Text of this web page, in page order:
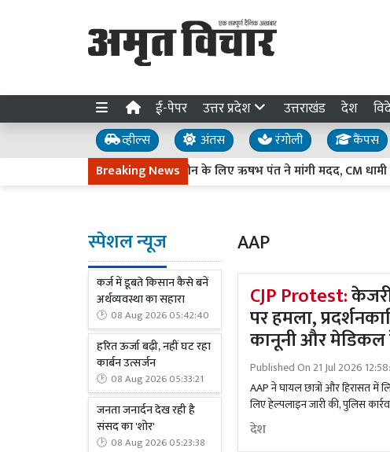
ई-पेपर उत्तर प्रदेश उत्तराखंड देश
व्हील्स अंतस रंगोली कैंपस
Breaking News
उत्तराखंड में जमीन के लिए ऋषभ पंत ने मांगी मदद, CM धामी बोले-
स्पेशल न्यूज
कर्ज में डूबते किसान कैसे बनें
अर्थव्यवस्था का सहारा
08 Aug 2026 05:42:40
हरित ऊर्जा बढ़ी, नहीं घट रहा
कार्बन उत्सर्जन
08 Aug 2026 05:33:21
जनता जनार्दन देख रही है
संसद का 'शोर'
08 Aug 2026 05:23:38
AAP
CJP Protest:
पर हमला,
कानूनी और मेडिकल
Published On 21 Jul 2026
AAP ने घायल छात्रों और हिरासत में
लिए हेल्पलाइन जारी की, पुलिस
देश